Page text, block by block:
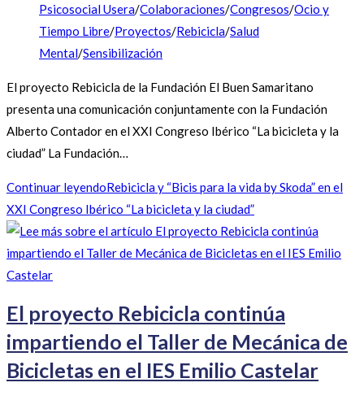
Psicosocial Usera/Colaboraciones/Congresos/Ocio y
Tiempo Libre/Proyectos/Rebicicla/Salud
Mental/Sensibilización
El proyecto Rebicicla de la Fundación El Buen Samaritano
presenta una comunicación conjuntamente con la Fundación
Alberto Contador en el XXI Congreso Ibérico “La bicicleta y la
ciudad” La Fundación…
Continuar leyendoRebicicla y “Bicis para la vida by Skoda” en el
XXI Congreso Ibérico “La bicicleta y la ciudad”
El proyecto Rebicicla continúa
impartiendo el Taller de Mecánica de
Bicicletas en el IES Emilio Castelar